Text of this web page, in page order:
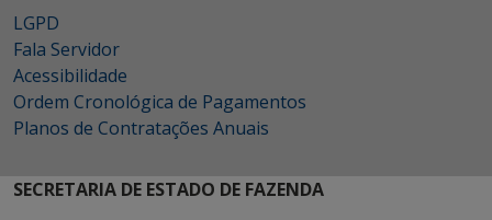
LGPD
Fala Servidor
Acessibilidade
Ordem Cronológica de Pagamentos
Planos de Contratações Anuais
SECRETARIA DE ESTADO DE FAZENDA